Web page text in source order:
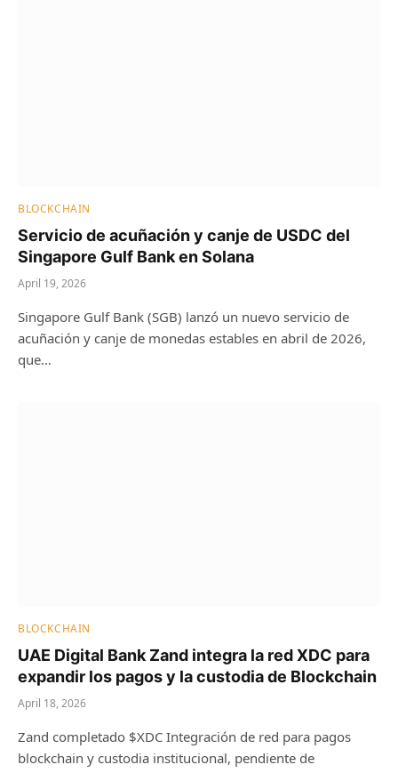
BLOCKCHAIN
Servicio de acuñación y canje de USDC del
Singapore Gulf Bank en Solana
April 19, 2026
Singapore Gulf Bank (SGB) lanzó un nuevo servicio de
acuñación y canje de monedas estables en abril de 2026,
que…
BLOCKCHAIN
UAE Digital Bank Zand integra la red XDC para
expandir los pagos y la custodia de Blockchain
April 18, 2026
Zand completado $XDC Integración de red para pagos
blockchain y custodia institucional, pendiente de